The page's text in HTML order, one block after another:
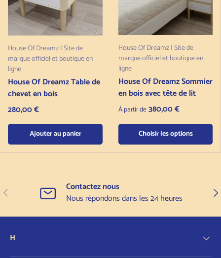
House Of Dreamz | Site de
marque officiel et boutique en
ligne
House Of Dreamz Table de
chevet en bois
Prix normal
280,00 €
Ajouter au panier
House Of Dreamz | Site de
marque officiel et boutique en
ligne
House Of Dreamz Sommier
en bois avec tête de lit
Prix normal
À partir de380,00 €
Choisir les options
Précédent
Contactez nous
Nous répondons dans les 24 heures
H